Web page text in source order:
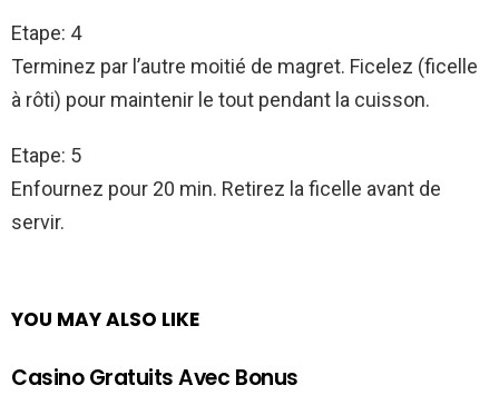
Etape: 4
Terminez par l’autre moitié de magret. Ficelez (ficelle
à rôti) pour maintenir le tout pendant la cuisson.
Etape: 5
Enfournez pour 20 min. Retirez la ficelle avant de
servir.
YOU MAY ALSO LIKE
Casino Gratuits Avec Bonus